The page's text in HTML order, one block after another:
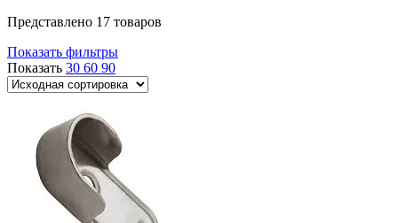
Представлено 17 товаров
Показать фильтры
Показать 30 60 90